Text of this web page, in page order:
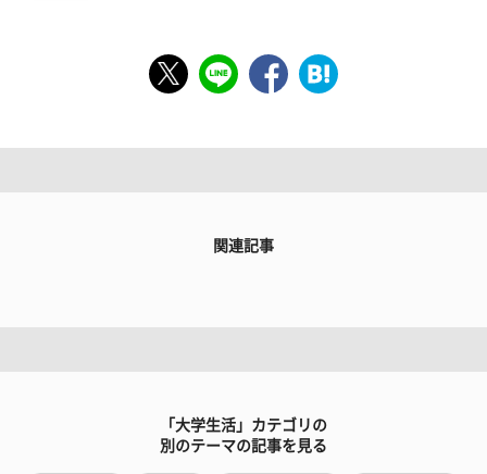
関連記事
「大学生活」カテゴリの
別のテーマの記事を見る